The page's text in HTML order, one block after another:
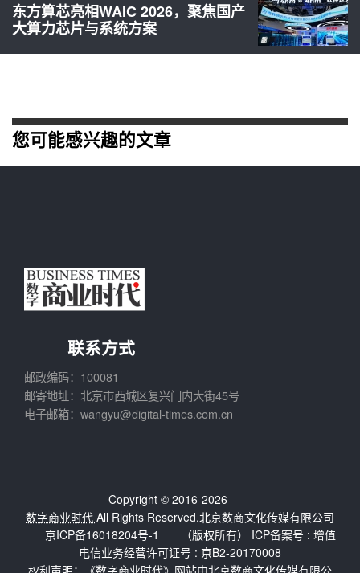
东方算芯亮相WAIC 2026，聚焦国产
大算力芯片与系统方案
您可能感兴趣的文章
联系方式
邮政编码：100081
邮寄地址：北京市西城区复兴门内大街45号
电子邮箱：wangyu@digital-times.com.cn
Copyright © 2016-2026
数字商业时代 All Rights Reserved.北京数商文化传媒有限公司
（版权所有） ICP备案号 :
京ICP备16018204号-1
增值
电信业务经营许可证号 : 京B2-20170008